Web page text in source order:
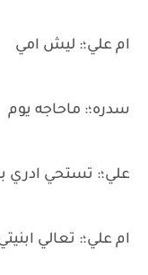
ام علي؛: ليش امي
سدره؛: ماحاجه يوم
علي؛: تستحي ادري
ام علي؛: تعالي